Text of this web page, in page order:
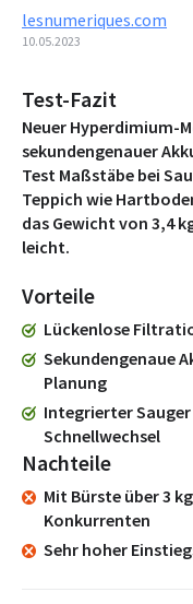
lesnumeriques.com
10.05.2023
Test-Fazit
Neuer Hyperdimium-
sekundengenauer
Test Maßstäbe bei
Teppich wie
das Gewicht von 3,4
leicht.
Vorteile
Lückenlose
Sekundengenaue
Planung
Integrierter
Schnellwechsel
Nachteile
Mit Bürste über 3
Konkurrenten
Sehr hoher